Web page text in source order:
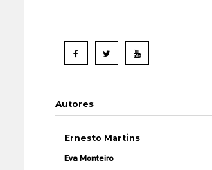
Autores
Ernesto Martins
Eva Monteiro